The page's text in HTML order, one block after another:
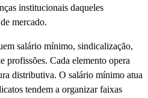
institucionais daqueles
mercado.
salário mínimo, sindicalização,
profissões. Cada elemento opera
distributiva. O salário mínimo atua
tendem a organizar faixas